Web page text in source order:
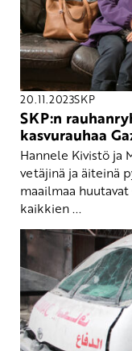
20.11.2023SKP
SKP:n
kasvurauhaa
Hannele Kivistö ja
vetäjinä ja äiteinä
maailmaa
kaikkien ...